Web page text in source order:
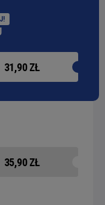
31,90 ZŁ
35,90 ZŁ